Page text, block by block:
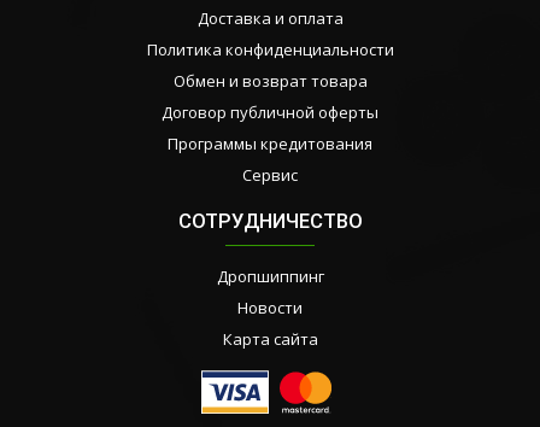
Доставка и оплата
Политика конфиденциальности
Обмен и возврат товара
Договор публичной оферты
Программы кредитования
Сервис
СОТРУДНИЧЕСТВО
Дропшиппинг
Новости
Карта сайта